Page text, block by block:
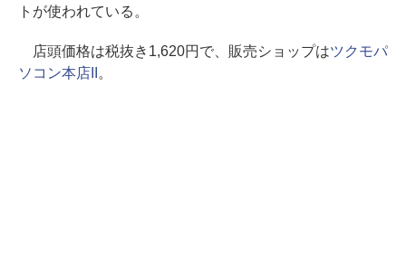
トが使われている。
店頭価格は税抜き1,620円で、販売ショップはツクモパ
ソコン本店II 。